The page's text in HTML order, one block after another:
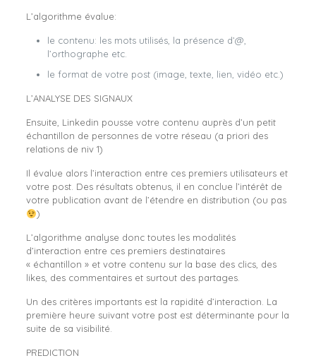
L’algorithme évalue:
le contenu: les mots utilisés, la présence d’@,
l’orthographe etc.
le format de votre post (image, texte, lien, vidéo etc.)
L’ANALYSE DES SIGNAUX
Ensuite, Linkedin pousse votre contenu auprès d’un petit
échantillon de personnes de votre réseau (a priori des
relations de niv 1)
Il évalue alors l’interaction entre ces premiers utilisateurs et
votre post. Des résultats obtenus, il en conclue l’intérêt de
votre publication avant de l’étendre en distribution (ou pas
)
L’algorithme analyse donc toutes les modalités
d’interaction entre ces premiers destinataires
« échantillon » et votre contenu sur la base des clics, des
likes, des commentaires et surtout des partages.
Un des critères importants est la rapidité d’interaction. La
première heure suivant votre post est déterminante pour la
suite de sa visibilité.
PREDICTION